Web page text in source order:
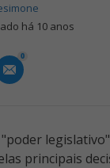
há 10 anos
0
principais